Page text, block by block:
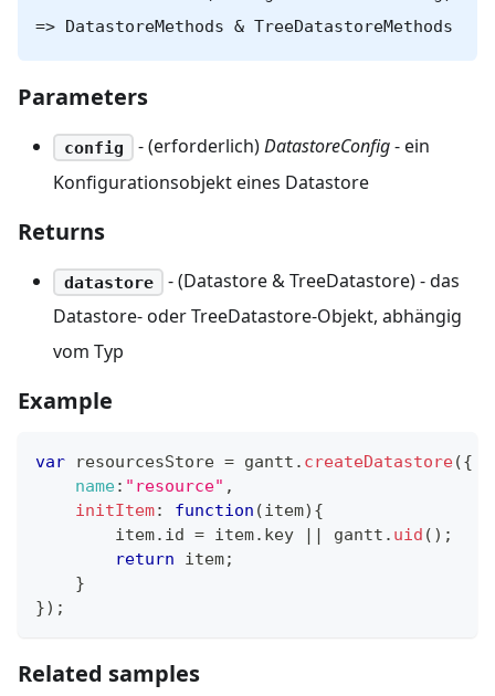
=> DatastoreMethods & TreeDatastoreMethods
Parameters
config - (erforderlich)DatastoreConfig- ein
Konfigurationsobjekt eines Datastore
Returns
datastore
- (Datastore & TreeDatastore) - das
Datastore- oder TreeDatastore-Objekt, abhängig
vom Typ
Example
var resourcesStore = gantt . createDatastore({
name: "resource" ,
initItem: function (item) {
        item
. id = item. key gantt . uid ( ) ;
return item;
}
}) ;
Related samples